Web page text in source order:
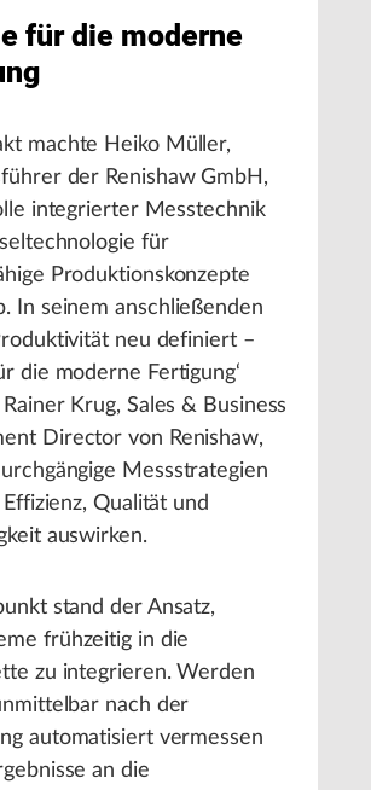
für die moderne
machte Heiko Müller,
der Renishaw GmbH,
integrierter Messtechnik
für
Produktionskonzepte
In seinem anschließenden
neu definiert –
die moderne Fertigung‘
Krug, Sales & Business
Director von Renishaw,
Messstrategien
Qualität und
auswirken.
stand der Ansatz,
frühzeitig in die
zu integrieren. Werden
nach der
automatisiert vermessen
an die